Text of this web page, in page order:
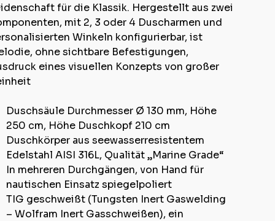
für die Klassik. Hergestellt aus zwei
mit 2, 3 oder 4 Duscharmen und
Winkeln konfigurierbar, ist
ohne sichtbare Befestigungen,
eines visuellen Konzepts von großer
Duschsäule Durchmesser Ø 130 mm, Höhe
250 cm, Höhe Duschkopf 210 cm
Duschkörper aus seewasserresistentem
Edelstahl AISI 316L, Qualität „Marine Grade“
In mehreren Durchgängen, von Hand für
nautischen Einsatz spiegelpoliert
TIG geschweißt (Tungsten Inert Gaswelding
– Wolfram Inert Gasschweißen), ein